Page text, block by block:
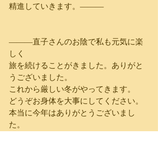
精進していきます。―――
―――直子さんのお陰で私も元気に楽
しく
旅を続けることがきました。ありがと
うございました。
これから厳しい冬がやってきます。
どうぞお身体を大事にしてください。
本当に今年はありがとうございまし
た。